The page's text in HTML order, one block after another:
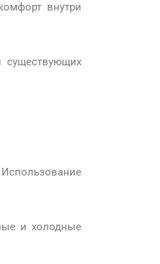
внутри
существующих
и холодные